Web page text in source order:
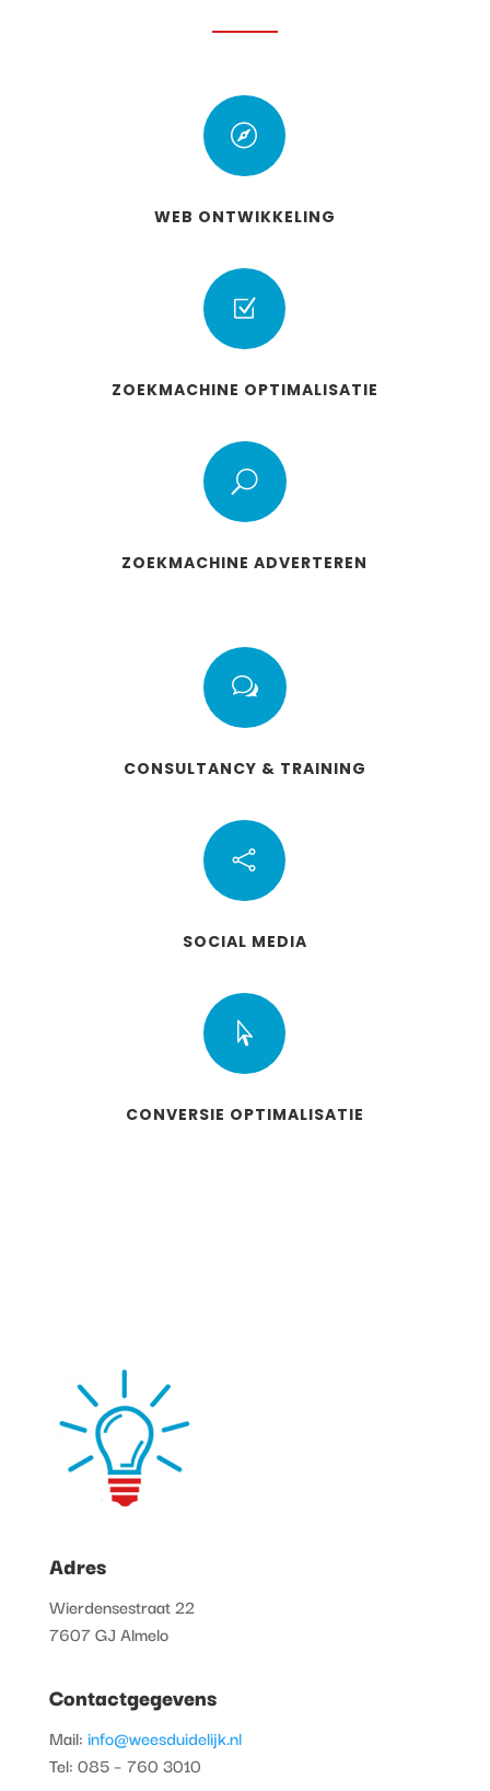

WEB ONTWIKKELING
Z
ZOEKMACHINE OPTIMALISATIE
U
ZOEKMACHINE ADVERTEREN
w
CONSULTANCY & TRAINING

SOCIAL MEDIA

CONVERSIE OPTIMALISATIE
Adres
Wierdensestraat 22
7607 GJ Almelo
Contactgegevens
Mail: info@weesduidelijk.nl
Tel: 085 – 760 3010